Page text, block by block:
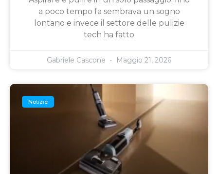
a poco tempo fa sembrava un sogno
lontano e invece il settore delle pulizie
tech ha fatto
Gabriele Cascone Maggio 21, 2026
Notizie